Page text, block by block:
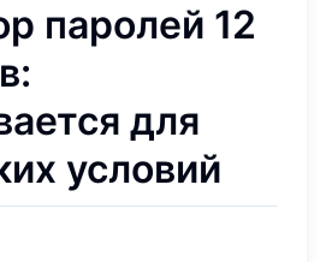
паролей 12
для
условий